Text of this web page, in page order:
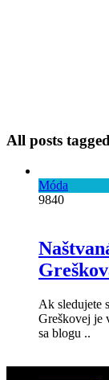
All posts
Móda
9840
Ak sledujete
Greškovej je
sa blogu ..